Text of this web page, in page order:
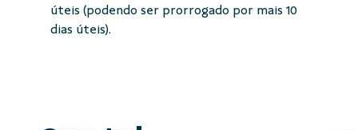
úteis (podendo ser prorrogado por mais 10
dias úteis).